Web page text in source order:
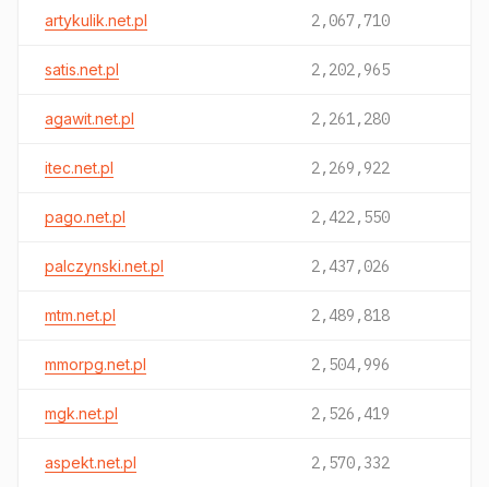
artykulik.net.pl 2,067,710
satis.net.pl 2,202,965
agawit.net.pl 2,261,280
itec.net.pl 2,269,922
pago.net.pl 2,422,550
palczynski.net.pl 2,437,026
mtm.net.pl 2,489,818
mmorpg.net.pl 2,504,996
mgk.net.pl 2,526,419
aspekt.net.pl 2,570,332